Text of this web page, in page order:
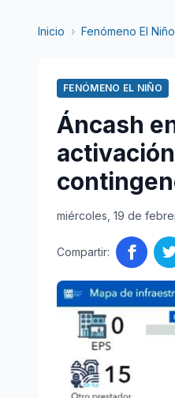
Inicio › Fenómeno El Niño
FENÓMENO EL NIÑO
Áncash
miércoles, 19 de
Compartir: